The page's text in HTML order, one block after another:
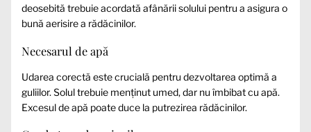
deosebită trebuie acordată afânării solului pentru a asigura o
bună aerisire a rădăcinilor.
Necesarul de apă
Udarea corectă este crucială pentru dezvoltarea optimă a
guliilor. Solul trebuie menținut umed, dar nu îmbibat cu apă.
Excesul de apă poate duce la putrezirea rădăcinilor.